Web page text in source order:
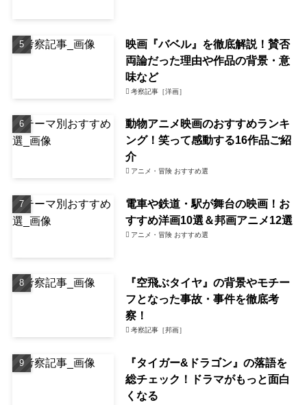
映画『バベル』を徹底解説！賛否
両論だった理由や作品の背景・意
味など
考察記事［洋画］
動物アニメ映画のおすすめランキ
ング！笑って感動する16作品ご紹
介
アニメ・冒険 おすすめ選
電車や鉄道・駅が舞台の映画！お
すすめ洋画10選＆邦画アニメ12選
アニメ・冒険 おすすめ選
『空飛ぶタイヤ』の背景やモチー
フとなった事故・事件を徹底考
察！
考察記事［邦画］
『タイガー&ドラゴン』の落語を
総チェック！ドラマがもっと面白
くなる